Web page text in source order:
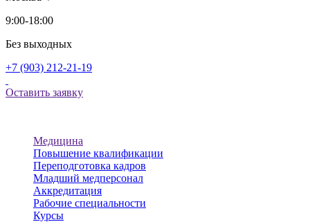
9:00-18:00
Без выходных
+7 (903) 212-21-19
Оставить заявку
Медицина
Повышение квалификации
Переподготовка кадров
Младший медперсонал
Аккредитация
Рабочие специальности
Курсы